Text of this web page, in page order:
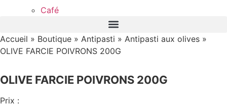
Café
Accueil » Boutique » Antipasti » Antipasti aux olives »
OLIVE FARCIE POIVRONS 200G
OLIVE FARCIE POIVRONS 200G
Prix :